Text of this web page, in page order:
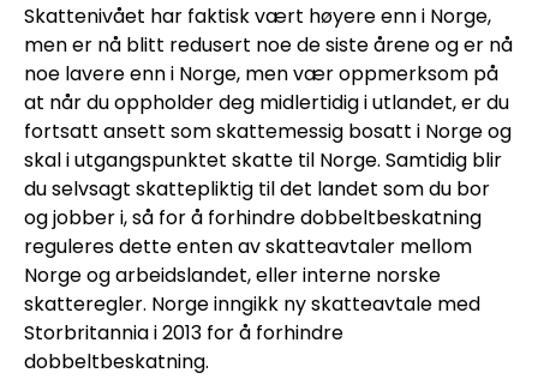
Skattenivået har faktisk vært høyere enn i Norge,
men er nå blitt redusert noe de siste årene og er nå
noe lavere enn i Norge, men vær oppmerksom på
at når du oppholder deg midlertidig i utlandet, er du
fortsatt ansett som skattemessig bosatt i Norge og
skal i utgangspunktet skatte til Norge. Samtidig blir
du selvsagt skattepliktig til det landet som du bor
og jobber i, så for å forhindre dobbeltbeskatning
reguleres dette enten av skatteavtaler mellom
Norge og arbeidslandet, eller interne norske
skatteregler. Norge inngikk ny skatteavtale med
Storbritannia i 2013 for å forhindre
dobbeltbeskatning.